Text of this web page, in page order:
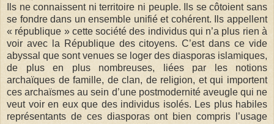
Ils ne connaissent ni territoire ni peuple. Ils se côtoient sans
se fondre dans un ensemble unifié et cohérent. Ils appellent
« république » cette société des individus qui n’a plus rien à
voir avec la République des citoyens. C’est dans ce vide
abyssal que sont venues se loger des diasporas islamiques,
de plus en plus nombreuses, liées par les notions
archaïques de famille, de clan, de religion, et qui importent
ces archaïsmes au sein d’une postmodernité aveugle qui ne
veut voir en eux que des individus isolés. Les plus habiles
représentants de ces diasporas ont bien compris l’usage